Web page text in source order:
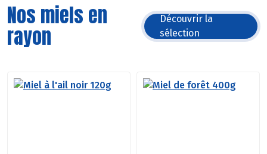
Nos miels en
rayon
Découvrir la
sélection